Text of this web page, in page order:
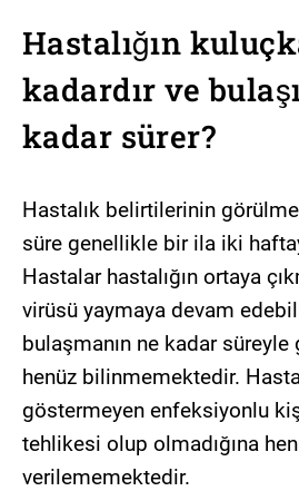
Hastalığın
kadardır ve
kadar sürer?
Hastalık belirtilerinin
süre genellikle bir ila iki
Hastalar hastalığın ortaya
virüsü yaymaya devam
bulaşmanın ne kadar
henüz bilinmemektedir.
göstermeyen enfeksiyonlu
tehlikesi olup olmadığına
verilememektedir.